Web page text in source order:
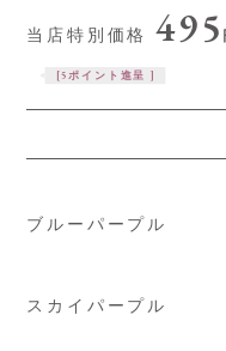
当店特別価格 495
[5ポイント進呈 ]
ブルーパープル
スカイパープル